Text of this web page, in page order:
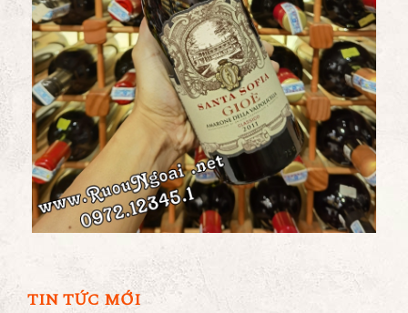
TIN TỨC MỚI